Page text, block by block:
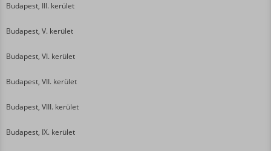
Budapest, III. kerület
Budapest, V. kerület
Budapest, VI. kerület
Budapest, VII. kerület
Budapest, VIII. kerület
Budapest, IX. kerület